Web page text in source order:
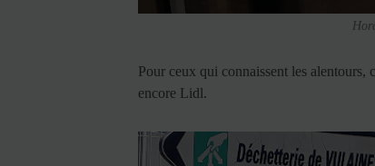
Pour ceux qui connaissent les alentours,
encore Lidl.